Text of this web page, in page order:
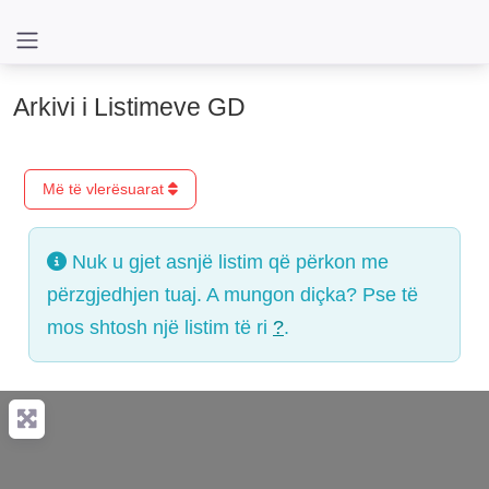
Arkivi i Listimeve GD
Më të vlerësuarat
Nuk u gjet asnjë listim që përkon me
përzgjedhjen tuaj. A mungon diçka? Pse të
mos shtosh një listim të ri ?.